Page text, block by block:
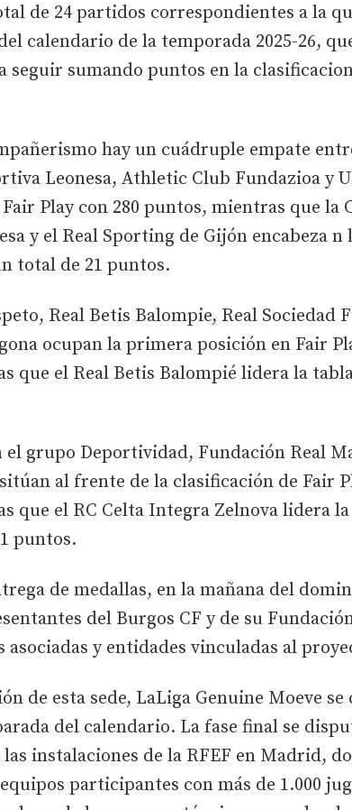
de 24 partidos correspondientes a la
calendario de la temporada 2025-26,
seguir sumando puntos en la
hay un cuádruple empate
Leonesa, Athletic Club Fundazioa y
Play con 280 puntos, mientras que la
y el Real Sporting de Gijón encabeza
total de 21 puntos.
Real Betis Balompie, Real Sociedad
ocupan la primera posición en Fair
que el Real Betis Balompié lidera la
el grupo Deportividad, Fundación Real
al frente de la clasificación de Fair
que el RC Celta Integra Zelnova lidera
puntos.
de medallas, en la mañana del
del Burgos CF y de su
asociadas y entidades vinculadas al
de esta sede, LaLiga Genuine Moeve
del calendario. La fase final se
instalaciones de la RFEF en Madrid,
participantes con más de 1.000